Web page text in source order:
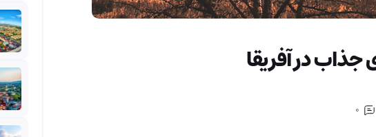
جذاب در آفریقا